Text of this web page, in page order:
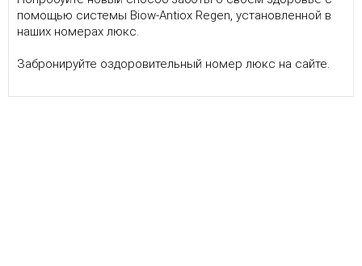
помощью системы Biow-Antiox Regen, установленной в
наших номерах люкс.
Забронируйте оздоровительный номер люкс на сайте.